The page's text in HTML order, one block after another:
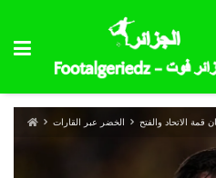
الخضر عبر القارات قمة الاتحاد والفتح